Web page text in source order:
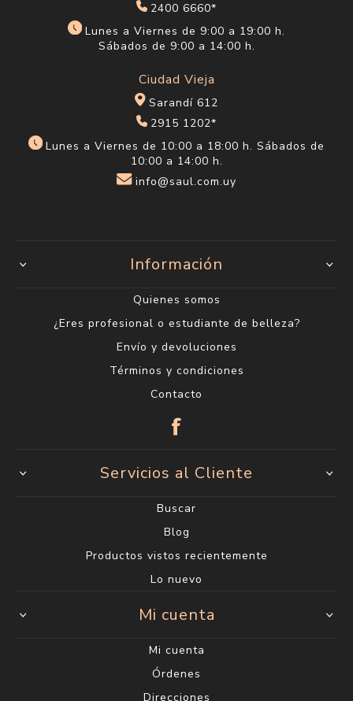
2400 6660*
Lunes a Viernes de 9:00 a 19:00 h.
Sábados de 9:00 a 14:00 h.
Ciudad Vieja
Sarandí 612
2915 1202*
Lunes a Viernes de 10:00 a 18:00 h. Sábados de
10:00 a 14:00 h.
info@saul.com.uy
Información
Quienes somos
¿Eres profesional o estudiante de belleza?
Envío y devoluciones
Términos y condiciones
Contacto
Servicios al Cliente
Buscar
Blog
Productos vistos recientemente
Lo nuevo
Mi cuenta
Mi cuenta
Órdenes
Direcciones